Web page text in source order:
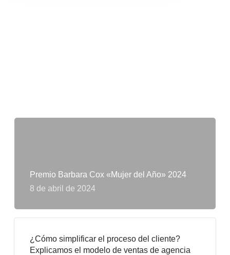
Premio Barbara Cox «Mujer del Año» 2024
8 de abril de 2024
¿Cómo simplificar el proceso del cliente?
Explicamos el modelo de ventas de agencia